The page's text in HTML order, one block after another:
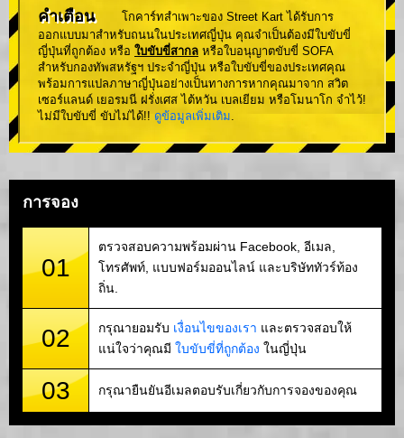
คำเตือน
โกคาร์ทสำเพาะของ Street Kart ได้รับการ
ออกแบบมาสำหรับถนนในประเทศญี่ปุ่น คุณจำเป็นต้องมีใบขับขี่
ญี่ปุ่นที่ถูกต้อง หรือ ใบขับขี่สากล หรือใบอนุญาตขับขี่ SOFA
สำหรับกองทัพสหรัฐฯ ประจำญี่ปุ่น หรือใบขับขี่ของประเทศคุณ
พร้อมการแปลภาษาญี่ปุ่นอย่างเป็นทางการหากคุณมาจาก สวิต
เซอร์แลนด์ เยอรมนี ฝรั่งเศส ไต้หวัน เบลเยียม หรือโมนาโก จำไว้!
ไม่มีใบขับขี่ ขับไม่ได้!! ดูข้อมูลเพิ่มเติม.
การจอง
01
ตรวจสอบความพร้อมผ่าน Facebook, อีเมล,
โทรศัพท์, แบบฟอร์มออนไลน์ และบริษัททัวร์ท้อง
ถิ่น.
02 กรุณายอมรับ เงื่อนไขของเรา และตรวจสอบให้
แน่ใจว่าคุณมี ใบขับขี่ที่ถูกต้อง ในญี่ปุ่น
03 กรุณายืนยันอีเมลตอบรับเกี่ยวกับการจองของคุณ